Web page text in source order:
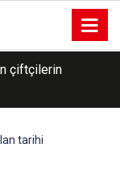
çiftçilerin
tarihi